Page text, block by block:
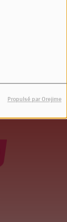
Propulsé par Orejime